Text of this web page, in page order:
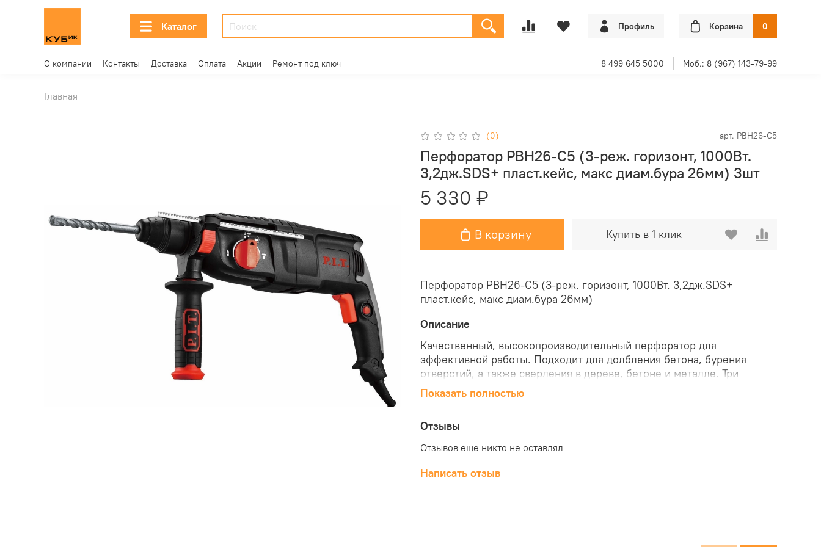
Каталог Профиль Корзина 0
О компании Контакты Доставка Оплата Акции Ремонт под ключ 8 499 645 5000 Моб.: 8 (967) 143-79-99
Главная
(0) арт. PBH26-C5
Перфоратор PBH26-C5 (3-реж. горизонт, 1000Вт.
3,2дж.SDS+ пласт.кейс, макс диам.бура 26мм) 3шт
5 330 ₽
В корзину Купить в 1 клик
Перфоратор PBH26-C5 (3-реж. горизонт, 1000Вт. 3,2дж.SDS+
пласт.кейс, макс диам.бура 26мм)
Описание
Качественный, высокопроизводительный перфоратор для
эффективной работы. Подходит для долбления бетона, бурения
отверстий, а также сверления в дереве, бетоне и металле. Три
режима работы, в том числе долбление - для самых твердых
материалов. Высокая мощность при небольшой массе инструмента
Преимущества:
Система крепления бура SDS-plus
Показать полностью
Отзывы
Отзывов еще никто не оставлял
Написать отзыв